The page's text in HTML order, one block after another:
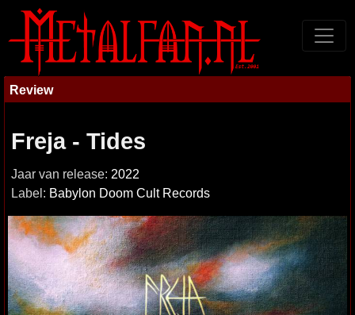
Review
Freja - Tides
Jaar van release: 2022
Label: Babylon Doom Cult Records